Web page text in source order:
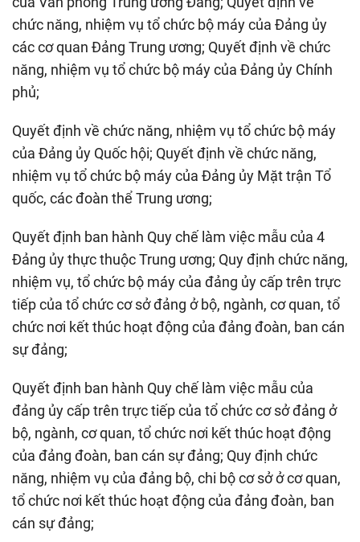
chức năng, nhiệm vụ tổ chức bộ máy của Đảng ủy
các cơ quan Đảng Trung ương; Quyết định về chức
năng, nhiệm vụ tổ chức bộ máy của Đảng ủy Chính
phủ;
Quyết định về chức năng, nhiệm vụ tổ chức bộ máy
của Đảng ủy Quốc hội; Quyết định về chức năng,
nhiệm vụ tổ chức bộ máy của Đảng ủy Mặt trận Tổ
quốc, các đoàn thể Trung ương;
Quyết định ban hành Quy chế làm việc mẫu của 4
Đảng ủy thực thuộc Trung ương; Quy định chức năng,
nhiệm vụ, tổ chức bộ máy của đảng ủy cấp trên trực
tiếp của tổ chức cơ sở đảng ở bộ, ngành, cơ quan, tổ
chức nơi kết thúc hoạt động của đảng đoàn, ban cán
sự đảng;
Quyết định ban hành Quy chế làm việc mẫu của
đảng ủy cấp trên trực tiếp của tổ chức cơ sở đảng ở
bộ, ngành, cơ quan, tổ chức nơi kết thúc hoạt động
của đảng đoàn, ban cán sự đảng; Quy định chức
năng, nhiệm vụ của đảng bộ, chi bộ cơ sở ở cơ quan,
tổ chức nơi kết thúc hoạt động của đảng đoàn, ban
cán sự đảng;